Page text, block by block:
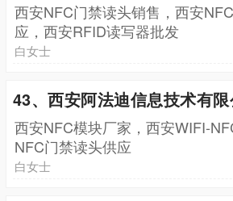
西安NFC门禁读头销售，西安
应，西安RFID读写器批发
白女士
43、西安阿法迪信息技术有限
西安NFC模块厂家，西安WIFI-
NFC门禁读头供应
白女士